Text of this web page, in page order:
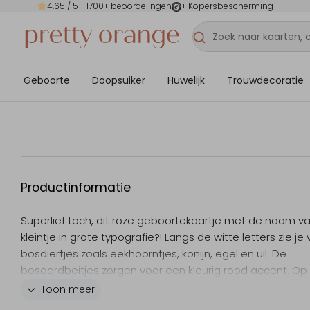
4.65 / 5 - 1700+ beoordelingen + Kopersbescherming
Geboorte Doopsuiker Huwelijk Trouwdecoratie
Productinformatie
Superlief toch, dit roze geboortekaartje met de naam
kleintje in grote typografie?! Langs de witte letters zie je
bosdiertjes zoals eekhoorntjes, konijn, egel en uil. De
bosaardbeitjes zorgen voor een kleurig rood accent. Op
witte binnenzijde komt een deel van het design ook
Toon meer